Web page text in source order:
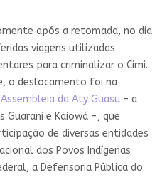
após a retomada, no dia
viagens utilizadas
para criminalizar o Cimi.
o deslocamento foi na
Assembleia da Aty Guasu– a
Guarani e Kaiowá -, que
de diversas entidades
dos Povos Indígenas
a Defensoria Pública do